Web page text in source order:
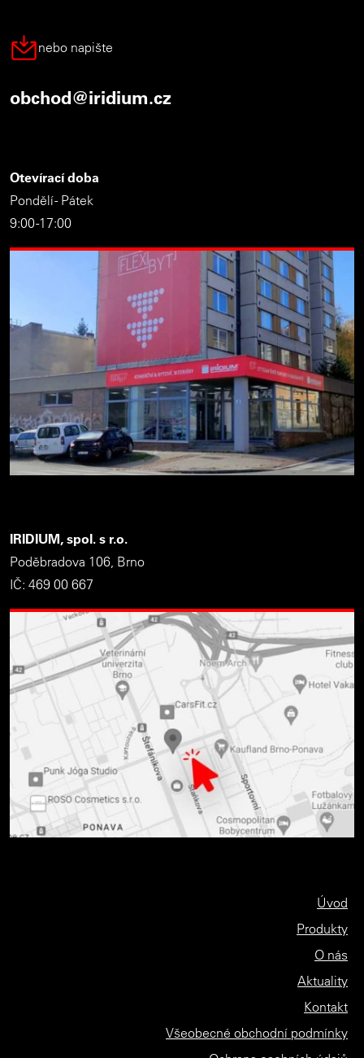
nebo napište
obchod@iridium.cz
Otevírací doba
Pondělí - Pátek
9:00 -17:00
IRIDIUM, spol. s r.o.
Poděbradova 106, Brno
IČ: 469 00 667
Úvod
Produkty
O nás
Aktuality
Kontakt
Všeobecné obchodní podmínky